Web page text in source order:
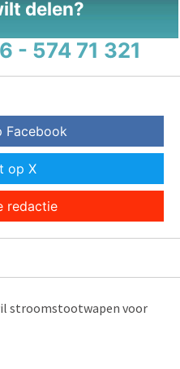
delen?
- 574 71 321
Facebook
op X
redactie
stroomstootwapen voor